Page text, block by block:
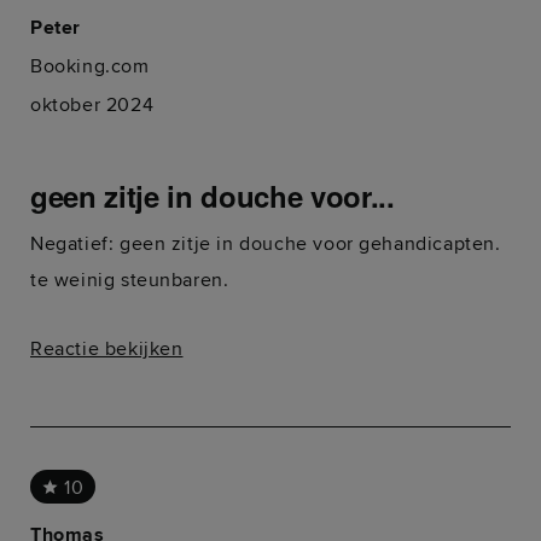
Peter
Booking.com
oktober 2024
geen zitje in douche voor...
Negatief: geen zitje in douche voor gehandicapten.
te weinig steunbaren.
Reactie bekijken
10
Thomas